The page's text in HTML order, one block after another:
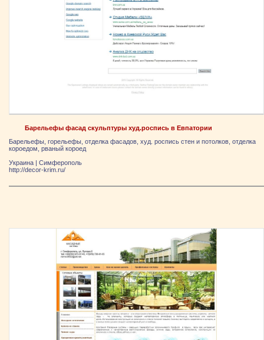
Барельефы фасад скульптуры худ.роспись в Евпатории
Барельефы, горельефы, отделка фасадов, худ. роспись стен и потолков, отделка
короедом, рваный короед
Украина | Симферополь
http://decor-krim.ru/